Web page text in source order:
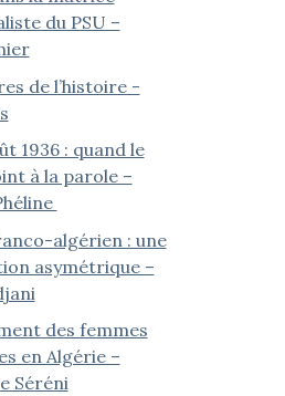
du PSU –
de l’histoire -
1936 : quand le
à la parole –
algérien : une
asymétrique –
des femmes
en Algérie –
Séréni